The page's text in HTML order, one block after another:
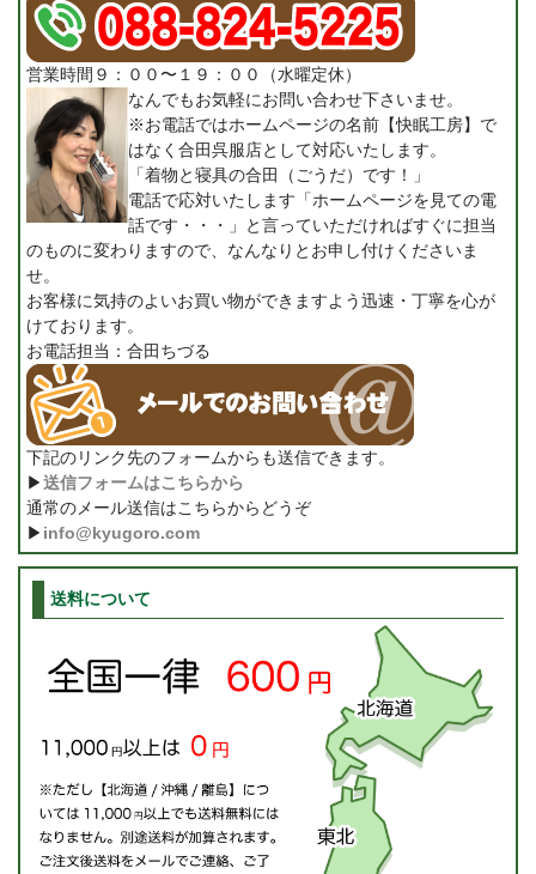
営業時間９：００〜１９：００（水曜定休）
なんでもお気軽にお問い合わせ下さいませ。
※お電話ではホームページの名前【快眠工房】で
はなく合田呉服店として対応いたします。
「着物と寝具の合田（ごうだ）です！」
電話で応対いたします「ホームページを見ての電
話です・・・」と言っていただければすぐに担当
のものに変わりますので、なんなりとお申し付けくださいま
せ。
お客様に気持のよいお買い物ができますよう迅速・丁寧を心が
けております。
お電話担当：合田ちづる
下記のリンク先のフォームからも送信できます。
▶送信フォームはこちらから
通常のメール送信はこちらからどうぞ
▶ info@kyugoro.com
送料について